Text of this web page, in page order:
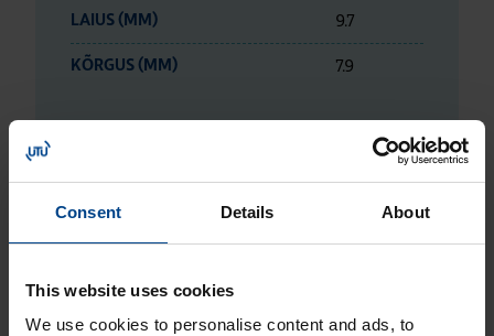
Consent Details About
This website uses cookies
We use cookies to personalise content and ads, to
LAIUS (MM) 9.7
KÕRGUS (MM) 7.9